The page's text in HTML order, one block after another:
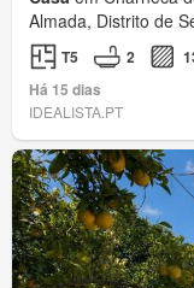
Almada, Distrito de
T5 2
Há 15 dias
IDEALISTA.PT